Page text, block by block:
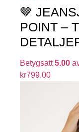
🤎
POINT –
Betygsatt5.00
kr799.00